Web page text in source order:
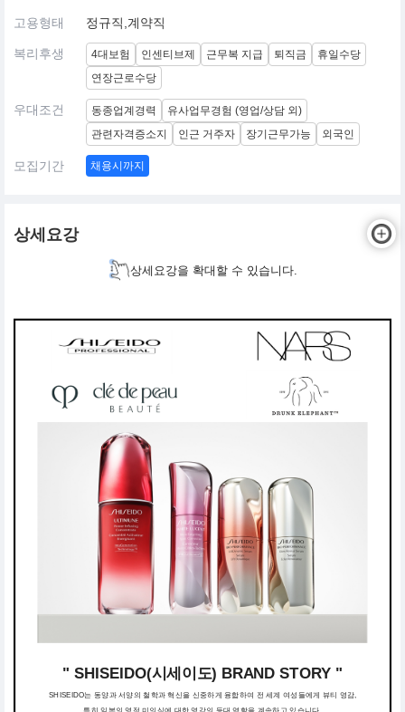
고용형태 정규직,계약직
복리후생 4대보험 인센티브제 근무복 지급 퇴직금
휴일수당
연장근로수당
우대조건 동종업계경력
유사업무경험 (영업/상담 외)
관련자격증소지
인근 거주자 장기근무가능 외국인
모집기간 채용시까지
상세요강
상세요강을 확대할 수 있습니다.
" SHISEIDO(시세이도) BRAND STORY "
SHISEIDO는 동양과 서양의 철학과 혁신을 신중하게 융합하여 전 세계 여성들에게 뷰티 영감,